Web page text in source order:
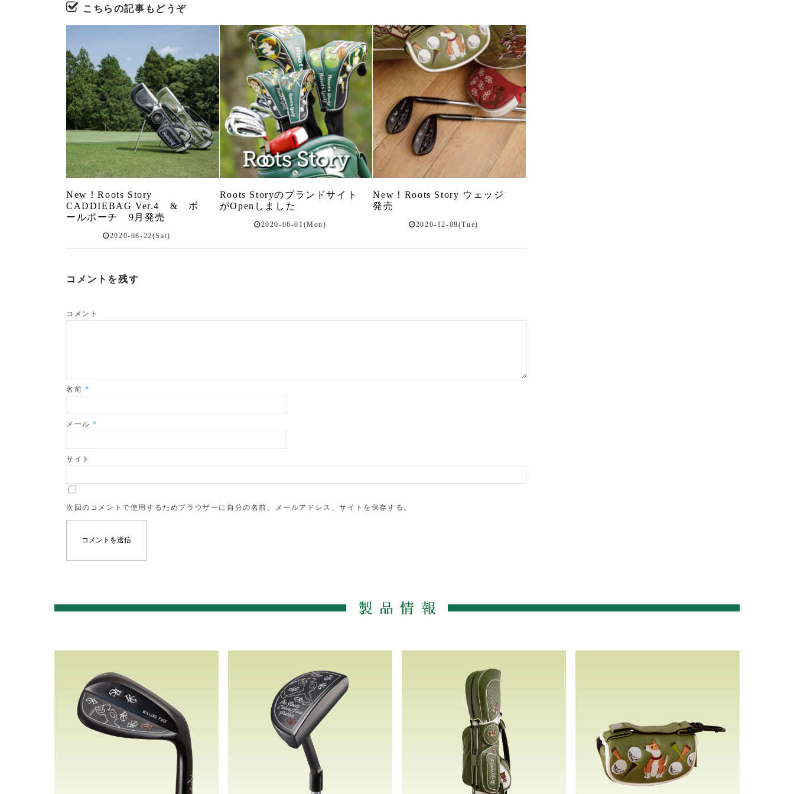
こちらの記事もどうぞ
New！Roots Story
CADDIEBAG Ver.4 & ボ
ールポーチ 9月発売
2020-08-22(Sat)
Roots Storyのブランドサイト
がOpenしました
2020-06-01(Mon)
New！Roots Story ウェッジ
発売
2020-12-08(Tue)
コメントを残す
コメント
名前 *
メール*
サイト
次回のコメントで使用するためブラウザーに自分の名前、メールアドレス、サイトを保存する。